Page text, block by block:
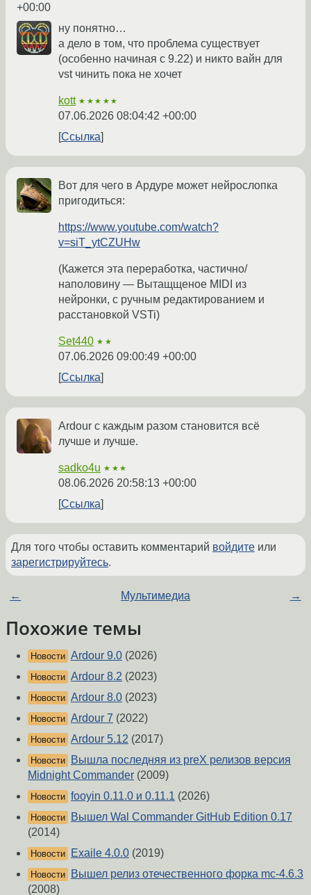
+00:00
ну понятно…
а дело в том, что проблема существует
(особенно начиная с 9.22) и никто вайн для
vst чинить пока не хочет
kott ★★★★★
07.06.2026 08:04:42 +00:00
Ссылка
Вот для чего в Ардуре может нейрослопка
пригодиться:
https://www.youtube.com/watch?
v=siT_ytCZUHw
(Кажется эта переработка, частично/
наполовину — Вытащщеное MIDI из
нейронки, с ручным редактированием и
расстановкой VSTi)
Set440 ★★
07.06.2026 09:00:49 +00:00
Ссылка
Ardour с каждым разом становится всё
лучше и лучше.
sadko4u ★★★
08.06.2026 20:58:13 +00:00
Ссылка
Для того чтобы оставить комментарий войдите или
зарегистрируйтесь.
← Мультимедиа →
Похожие темы
Новости Ardour 9.0 (2026)
Новости Ardour 8.2 (2023)
Новости Ardour 8.0 (2023)
Новости Ardour 7 (2022)
Новости Ardour 5.12 (2017)
Новости
Вышла последняя из preX релизов версия
Midnight Commander (2009)
Новости fooyin 0.11.0 и 0.11.1 (2026)
Новости
Вышел Wal Commander GitHub Edition 0.17
(2014)
Новости Exaile 4.0.0 (2019)
Новости
Вышел релиз отечественного форка mc-4.6.3
(2008)